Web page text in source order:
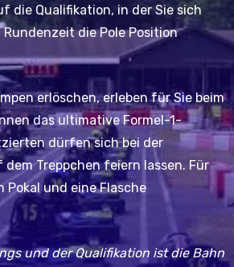
die Qualifikation, in der Sie sich
die Pole Position
erlöschen, erleben für Sie beim
das ultimative Formel-1-
dürfen sich bei der
Treppchen feiern lassen. Für
Pokal und eine Flasche
und der Qualifikation ist die Bahn